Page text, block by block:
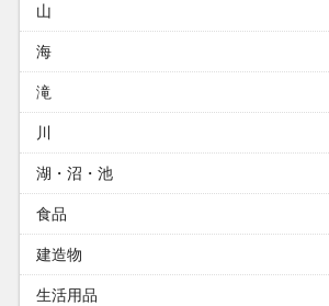
山
海
滝
川
湖・沼・池
食品
建造物
生活用品